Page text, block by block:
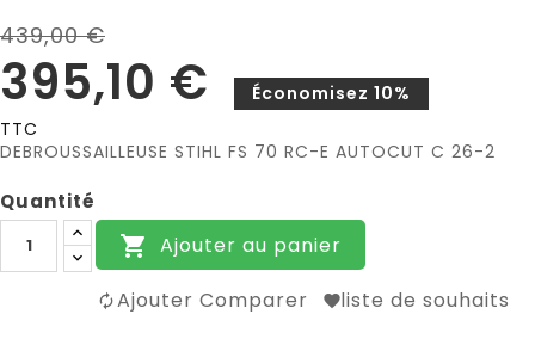
439,00 €
395,10 €
Économisez 10%
TTC
DEBROUSSAILLEUSE STIHL FS 70 RC-E AUTOCUT C 26-2
Quantité
 Ajouter au panier
Ajouter Comparer liste de souhaits